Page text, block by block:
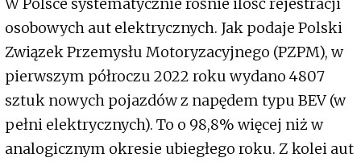
osobowych aut elektrycznych. Jak podaje Polski
Związek Przemysłu Motoryzacyjnego (PZPM), w
pierwszym półroczu 2022 roku wydano 4807
sztuk nowych pojazdów z napędem typu BEV (w
pełni elektrycznych). To o 98,8% więcej niż w
analogicznym okresie ubiegłego roku. Z kolei aut